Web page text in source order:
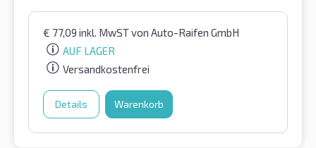
€ 77,09 inkl. MwSTvon Auto-Raifen GmbH
AUF LAGER
Versandkostenfrei
Details Warenkorb